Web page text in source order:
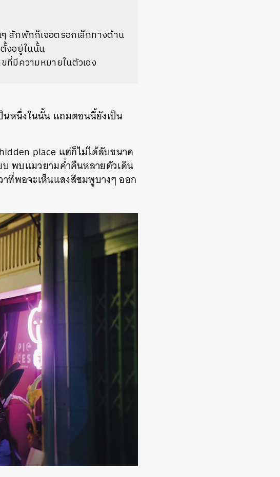
สักพักก็เจอตรอกเล็กทางด้าน
งอยู่ในนั้น
ที่มีความหมายในตัวเอง
นหนึ่งในนั้น แถมตอนนี้ยังเป็น
place แต่ก็ไม่ได้ลับขนาด
บ พบแมวยามค่ำคืนหลายตัวเดิน
ที่พอจะเห็นแสงสีชมพูบางๆ ออก